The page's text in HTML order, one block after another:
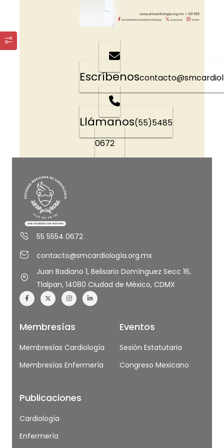
Escríbenos
Llámanos(55)5485
0672
55 5554 0672
contacto@smcardiología.org.mx
Juan Badiano 1, Belisario Domínguez Secc 16,
Tlalpan, 14080 Ciudad de México, CDMX
Membresías
Membresías Cardiología
Membresías Enfermería
Publicaciones
Cardiología
Enfermería
Eventos
Sesión Estatutaria
Congreso Mexicano